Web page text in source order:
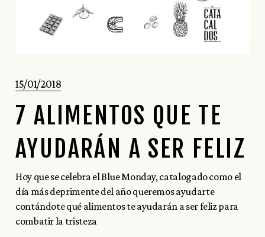
15/01/2018
7 ALIMENTOS QUE TE
AYUDARÁN A SER FELIZ
Hoy que se celebra el Blue Monday, catalogado como el
día más deprimente del año queremos ayudarte
contándote qué alimentos te ayudarán a ser feliz para
combatir la tristeza